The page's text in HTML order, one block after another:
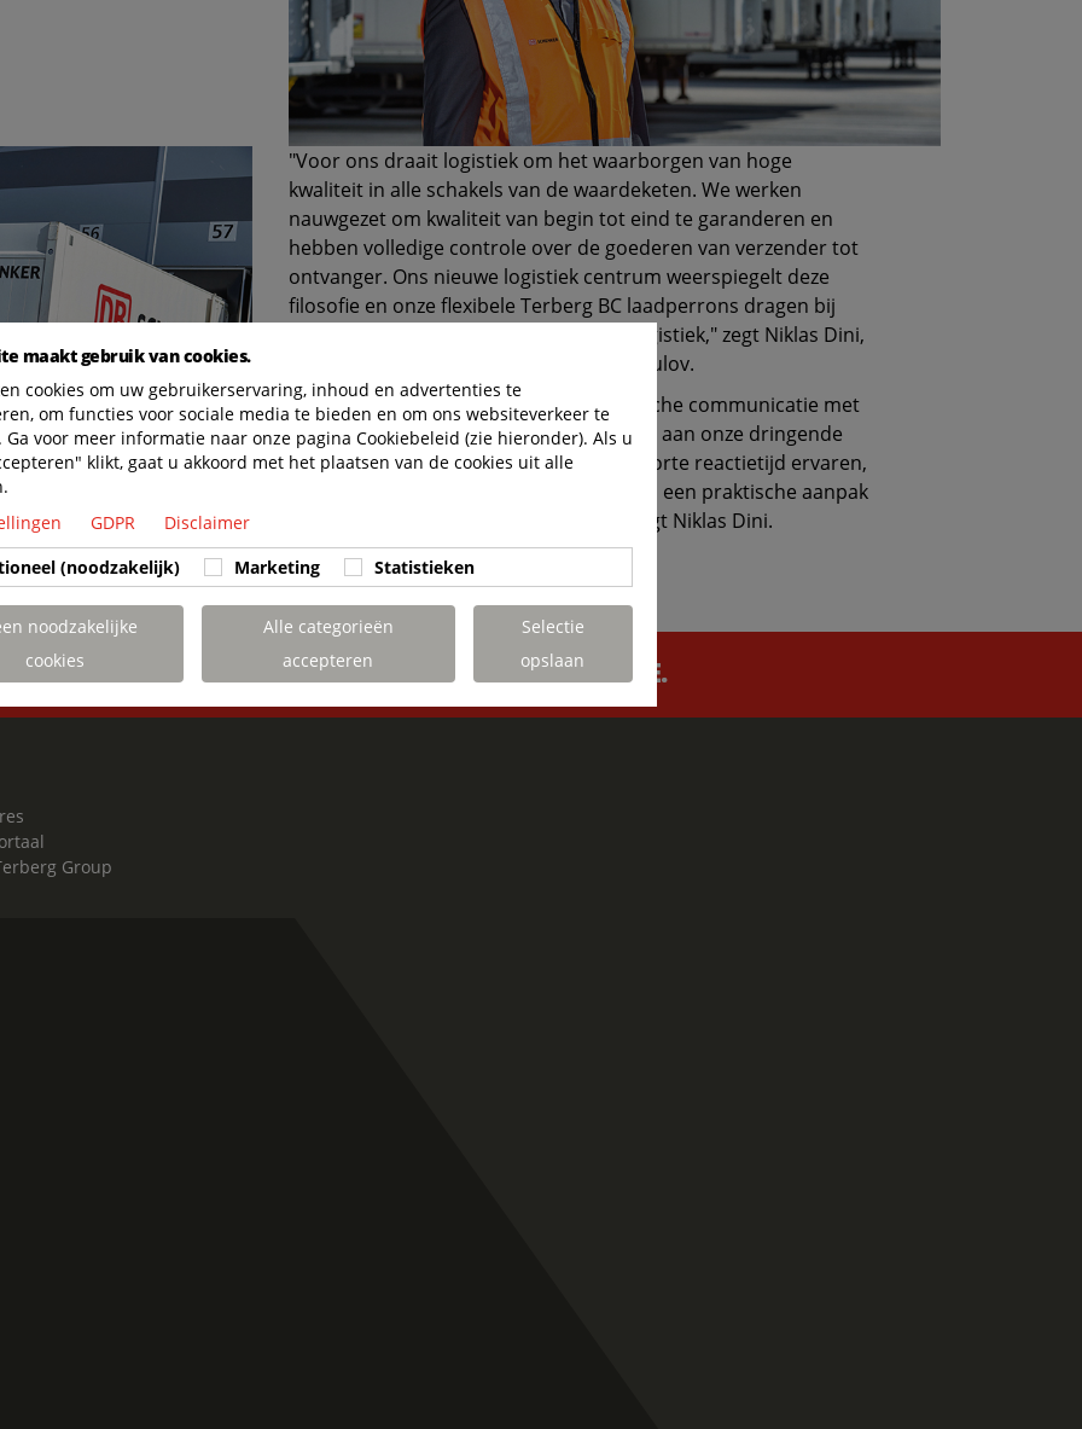
"Voor ons draait logistiek om het waarborgen van hoge
kwaliteit in alle schakels van de waardeketen. We werken
nauwgezet om kwaliteit van begin tot eind te garanderen en
hebben volledige controle over de goederen van verzender tot
ontvanger. Ons nieuwe logistiek centrum weerspiegelt deze
filosofie en onze flexibele Terberg BC laadperrons dragen bij
aan het optimaliseren van de interne logistiek," zegt Niklas Dini,
Terminal Manager bij DB Schenker in Taulov.
"We hebben een positieve en pragmatische communicatie met
N.C. Nielsen, die in staat zijn geweest om aan onze dringende
behoeften te voldoen. We hebben een korte reactietijd ervaren,
een serieuze mate van betrokkenheid en een praktische aanpak
om onze logistiek op orde te krijgen," zegt Niklas Dini.
CHARGED TO PERFORM. SUPPORTED FOR LIFE.
Group
maakt gebruik van cookies.
cookies om uw gebruikerservaring, inhoud en advertenties te
om functies voor sociale media te bieden en om ons websiteverkeer te
Ga voor meer informatie naar onze pagina Cookiebeleid (zie hieronder). Als u
klikt, gaat u akkoord met het plaatsen van de cookies uit alle
GDPR
Disclaimer
(noodzakelijk)
Marketing Statistieken
noodzakelijke
cookies
Alle categorieën
accepteren
Selectie
opslaan